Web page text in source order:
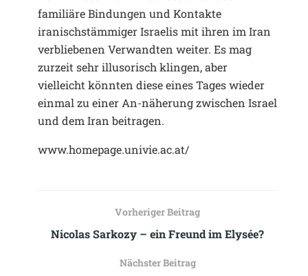
familiäre Bindungen und Kontakte
iranischstämmiger Israelis mit ihren im Iran
verbliebenen Verwandten weiter. Es mag
zurzeit sehr illusorisch klingen, aber
vielleicht könnten diese eines Tages wieder
einmal zu einer An-näherung zwischen Israel
und dem Iran beitragen.
www.homepage.univie.ac.at/
Vorheriger Beitrag
Nicolas Sarkozy – ein Freund im Elysée?
Nächster Beitrag